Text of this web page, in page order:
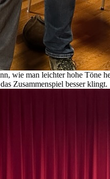
wie man leichter hohe Töne
Zusammenspiel besser klingt.